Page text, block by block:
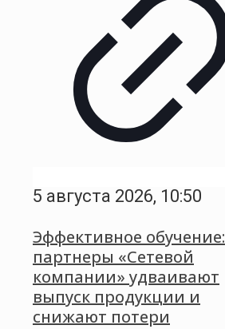
5 августа 2026, 10:50
Эффективное обучение:
партнеры «Сетевой
компании» удваивают
выпуск продукции и
снижают потери